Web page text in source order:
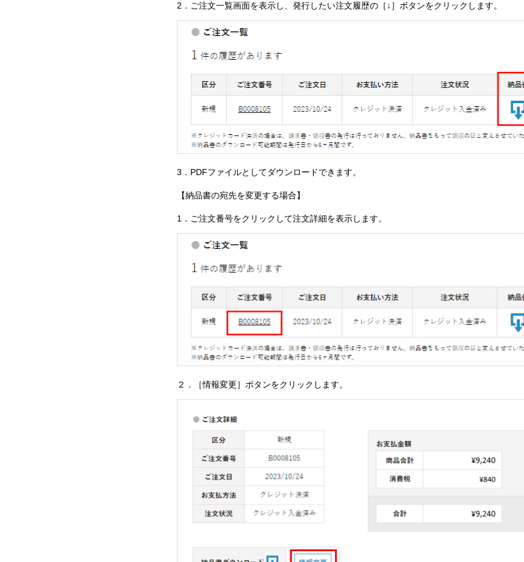
2．ご注文一覧画面を表示し、発行したい注文履歴の［↓］ボタンをクリックします。
3．PDFファイルとしてダウンロードできます。
【納品書の宛先を変更する場合】
1．ご注文番号をクリックして注文詳細を表示します。
２．［情報変更］ボタンをクリックします。